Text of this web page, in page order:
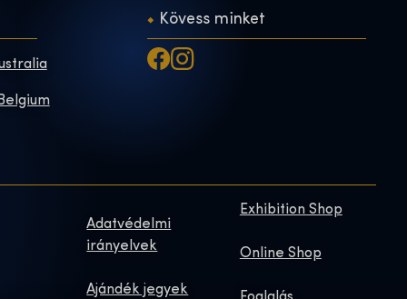
Kövess minket
Adatvédelmi
irányelvek
Ajándék jegyek
Exhibition Shop
Online Shop